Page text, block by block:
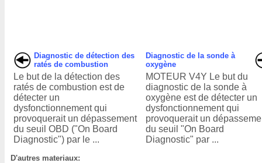
Diagnostic de détection des
ratés de combustion
Le but de la détection des
ratés de combustion est de
détecter un
dysfonctionnement qui
provoquerait un dépassement
du seuil OBD ("On Board
Diagnostic") par le ...
Diagnostic de la sonde à
oxygène
MOTEUR V4Y Le but du
diagnostic de la sonde à
oxygène est de détecter un
dysfonctionnement qui
provoquerait un
du seuil "On Board
Diagnostic" par ...
D'autres materiaux: